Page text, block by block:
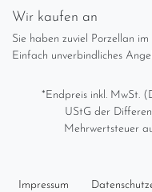
Wir kaufen an
Sie haben zuviel Porzellan
Einfach unverbindliches
*Endpreis inkl. MwSt.
UStG der
Mehrwertsteuer
Impressum